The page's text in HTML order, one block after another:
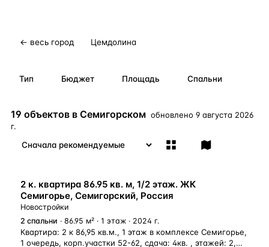
Стамбул —Локация
← весь город Цемдолина
Тип Бюджет Площадь Спальни
19 объектов в Семигорском обновлено 9 августа 2026
г.
НОВОСТРОЙКА
2 к. квартира 86.95 кв. м, 1/2 этаж. ЖК
Семигорье, Семигорский, Россия
Новостройки
2 спальни · 86.95 м² · 1 этаж · 2024 г.
Квартира: 2 к 86,95 кв.м., 1 этаж в комплексе Семигорье,
1 очередь, корп.участки 52-62, сдача: 4кв. , этажей: 2,